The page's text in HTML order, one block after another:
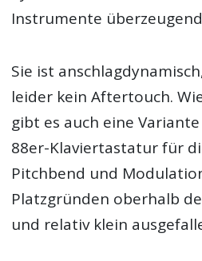
Instrumente
Sie ist
leider kein Aftertouch.
gibt es auch eine
88er-Klaviertastatur für
Pitchbend und
Platzgründen oberhalb
und relativ klein